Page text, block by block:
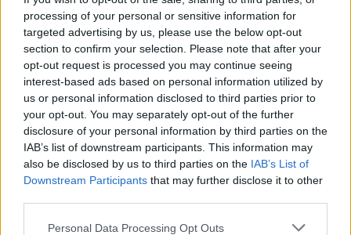
processing of your personal or sensitive information for
targeted advertising by us, please use the below opt-out
section to confirm your selection. Please note that after your
opt-out request is processed you may continue seeing
interest-based ads based on personal information utilized by
us or personal information disclosed to third parties prior to
your opt-out. You may separately opt-out of the further
disclosure of your personal information by third parties on the
IAB’s list of downstream participants. This information may
also be disclosed by us to third parties on the IAB’s List of
Downstream Participants that may further disclose it to other
Personal Data Processing Opt Outs
ΣΧΕΤΙΚΑ ΑΡΘΡΑ